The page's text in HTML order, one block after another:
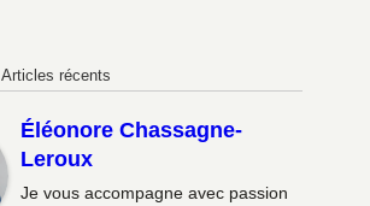
Articles récents
Éléonore Chassagne-
Leroux
Je vous accompagne avec passion